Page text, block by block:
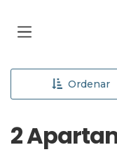
Ordenar
2